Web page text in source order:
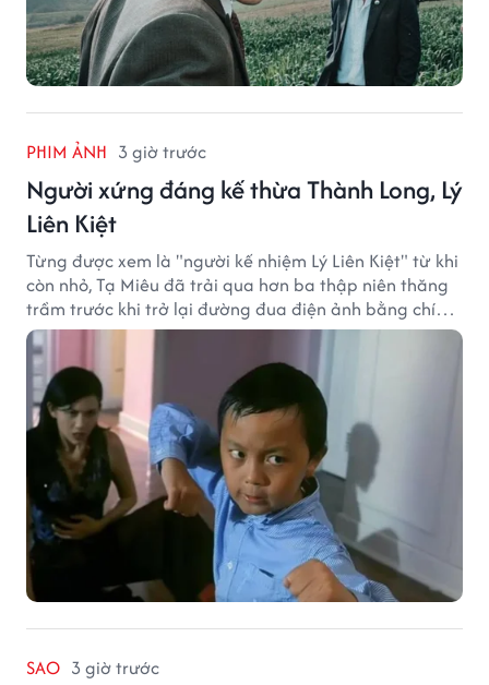
PHIM ẢNH 3 giờ trước
Người xứng đáng kế thừa Thành Long, Lý
Liên Kiệt
Từng được xem là "người kế nhiệm Lý Liên Kiệt" từ khi
còn nhỏ, Tạ Miêu đã trải qua hơn ba thập niên thăng
trầm trước khi trở lại đường đua điện ảnh bằng chính
sở trường võ thuật.
SAO 3 giờ trước